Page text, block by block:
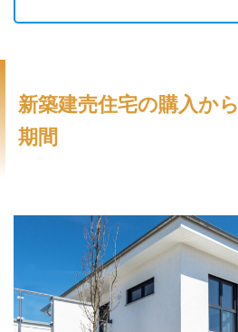
新築建売住宅の購入か
期間